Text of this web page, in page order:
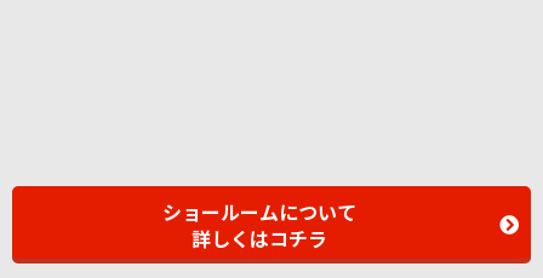
ショールームについて
詳しくはコチラ